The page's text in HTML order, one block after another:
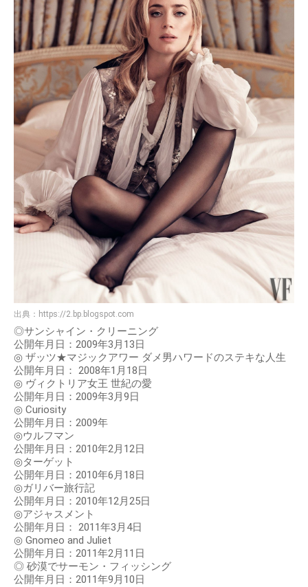
出典： https://2.bp.blogspot.com
◎サンシャイン・クリーニング
公開年月日：2009年3月13日
◎ ザッツ★マジックアワー ダメ男ハワードのステキな人生
公開年月日： 2008年1月18日
◎ ヴィクトリア女王 世紀の愛
公開年月日：2009年3月9日
◎ Curiosity
公開年月日：2009年
◎ウルフマン
公開年月日：2010年2月12日
◎ターゲット
公開年月日：2010年6月18日
◎ガリバー旅行記
公開年月日：2010年12月25日
◎アジャスメント
公開年月日： 2011年3月4日
◎ Gnomeo and Juliet
公開年月日：2011年2月11日
◎ 砂漠でサーモン・フィッシング
公開年月日：2011年9月10日